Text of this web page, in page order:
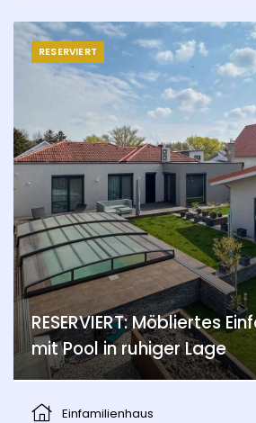
RESERVIERT
RESERVIERT: Möbliertes
mit Pool in ruhiger Lage
Einfamilienhaus